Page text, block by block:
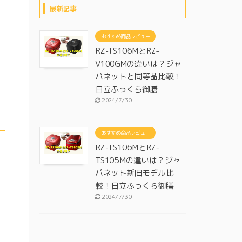
最新記事
おすすめ商品レビュー
RZ-TS106MとRZ-
V100GMの違いは？ジャ
パネットと同等品比較！
日立ふっくら御膳
2024/7/30
おすすめ商品レビュー
RZ-TS106MとRZ-
TS105Mの違いは？ジャ
パネット新旧モデル比
較！日立ふっくら御膳
2024/7/30